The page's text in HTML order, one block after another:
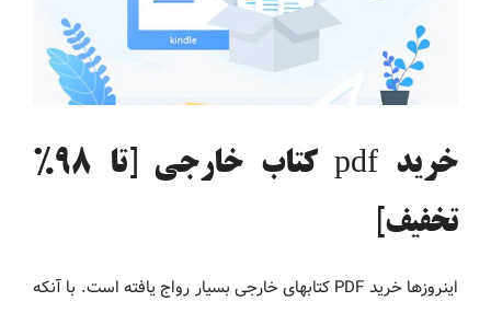
خرید pdf کتاب خارجی [تا 98%
تخفیف]
اینروزها خرید PDF کتاب‎های خارجی بسیار رواج یافته است. با آنکه